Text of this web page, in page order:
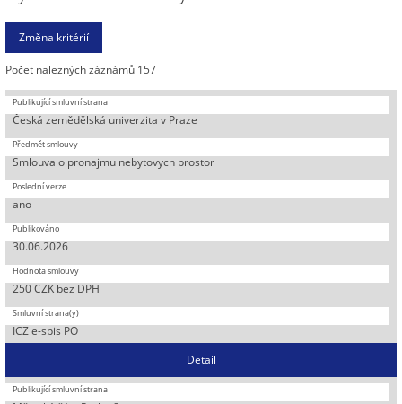
Počet nalezných záznámů 157
Česká zemědělská univerzita v Praze
Smlouva o pronajmu nebytovych prostor
ano
30.06.2026
250 CZK bez DPH
ICZ e-spis PO
Detail